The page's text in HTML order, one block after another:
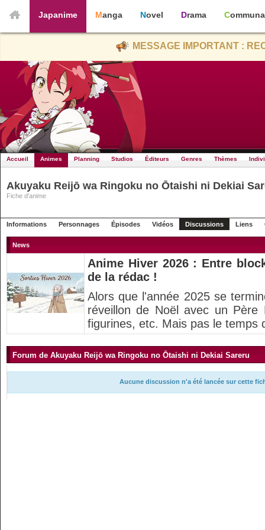
Japanime Manga Novel Drama
MESSAGE IMPORTANT :
Accueil Animes Planning Studios Éditeurs Genres Thèmes
Akuyaku Reijō wa Ringoku no Ōtaishi ni Dekiai
Fiche d'anime
Informations Personnages Épisodes Vidéos Discussions Liens
News
Anime Hiver 2026 : Entre
de la rédac !
Alors que l'année 2025 se
réveillon de Noël avec un
figurines, etc. Mais pas le
Forum de Akuyaku Reijō wa Ringoku no Ōtaishi ni Dekiai Sareru
Aucune discussion n'a été lancée sur cette